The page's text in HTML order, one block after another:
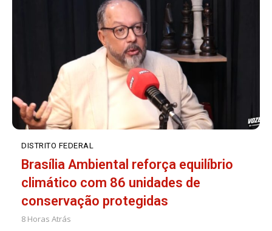
DISTRITO FEDERAL
Brasília Ambiental reforça equilíbrio
climático com 86 unidades de
conservação protegidas
8 Horas Atrás